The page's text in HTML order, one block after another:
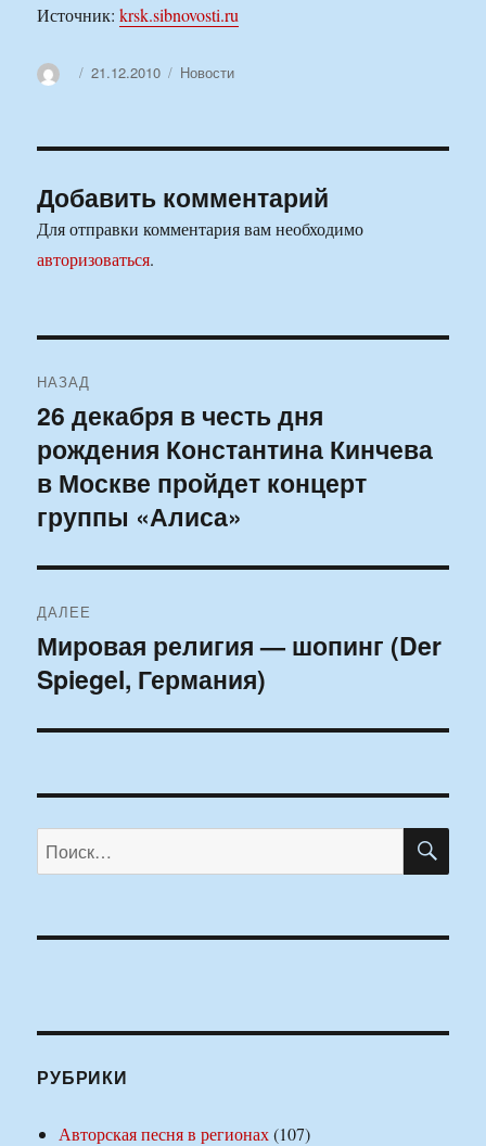
Источник:krsk.sibnovosti.ru
АвторОпубликовано
21.12.2010 Рубрики
Новости
Добавить комментарий
Для отправки комментария вам необходимо
авторизоваться.
по
записям
НАЗАД
Предыдущая
запись:
26 декабря в честь дня
рождения Константина Кинчева
в Москве пройдет концерт
группы «Алиса»
ДАЛЕЕ
Следующая
запись:
Мировая религия — шопинг (Der
Spiegel, Германия)
Искать:
РУБРИКИ
Авторская песня в регионах(107)